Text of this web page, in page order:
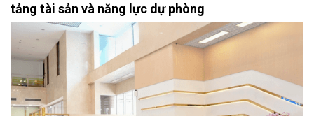
tảng tài sản và năng lực dự phòng